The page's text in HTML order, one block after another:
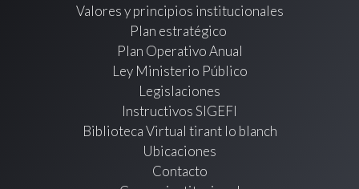
Valores y principios institucionales
Plan estratégico
Plan Operativo Anual
Ley Ministerio Público
Legislaciones
Instructivos SIGEFI
Biblioteca Virtual tirant lo blanch
Ubicaciones
Contacto